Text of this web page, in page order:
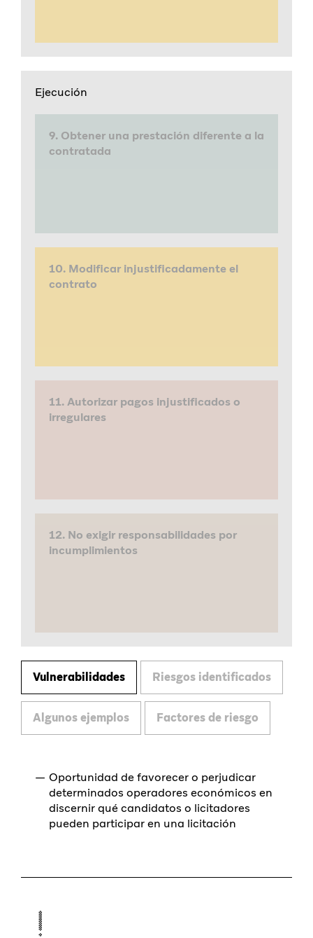
Ejecución
9. Obtener una prestación diferente a la
contratada
10. Modificar injustificadamente el
contrato
11. Autorizar pagos injustificados o
irregulares
12. No exigir responsabilidades por
incumplimientos
Vulnerabilidades Riesgos identificados
Algunos ejemplos Factores de riesgo
Oportunidad de favorecer o perjudicar
determinados operadores económicos en
discernir qué candidatos o licitadores
pueden participar en una licitación